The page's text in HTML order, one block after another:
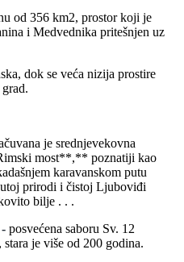
od 356 km2, prostor koji je
i Medvednika pritešnjen uz
dok se veća nizija prostire
je srednjevekovna
most**,** poznatiji kao
karavanskom putu
prirodi i čistoj Ljuboviđi
bilje . . .
posvećena saboru Sv. 12
je više od 200 godina.